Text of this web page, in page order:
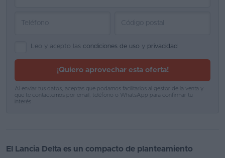
Leo y acepto las condiciones de uso y privacidad
¡Quiero aprovechar esta oferta!
Al enviar tus datos, aceptas que podamos facilitarlos al gestor de la venta y
que te contactemos por email, teléfono o WhatsApp para confirmar tu
interés.
El Lancia Delta es un compacto de planteamiento